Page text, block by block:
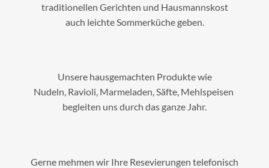
traditionellen Gerichten und Hausmannskost
auch leichte Sommerküche geben.
Unsere hausgemachten Produkte wie
Nudeln, Ravioli, Marmeladen, Säfte, Mehlspeisen
begleiten uns durch das ganze Jahr.
Gerne mehmen wir Ihre Resevierungen telefonisch